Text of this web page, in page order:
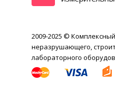
2009-2025 ©
неразрушающего,
лабораторного